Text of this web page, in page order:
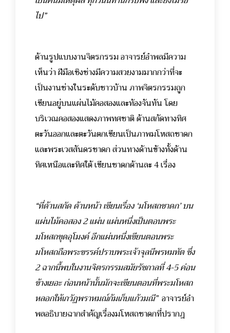
ไป”
ด้านรูปแบบงานจิตรกรรม อาจารย์อำพลมีความ
เห็นว่า ฝีมือเชิงช่างมีความสวยงามมากกว่าที่จะ
เป็นงานช่างในระดับชาวบ้าน ภาพจิตรกรรมถูก
เขียนอยู่บนแผ่นไม้คอสองและท้องจันทัน โดย
บริเวณคอสองแสดงภาพทศชาติ ด้านสกัดทางทิศ
ตะวันออกและตะวันตกเขียนเป็นภาพมโหสถชาดก
และพระเวสสันดรชาดก ส่วนทางด้านข้างทั้งด้าน
ทิศเหนือและทิศใต้ เขียนชาดกด้านละ 4 เรื่อง
“ที่ด้านสกัด ด้านหน้า เขียนเรื่อง ‘มโหสถชาดก’ บน
แผ่นไม้คอสอง 2 แผ่น แผ่นหนึ่งเป็นตอนพระ
มโหสถขุดอุโมงค์ อีกแผ่นหนึ่งเขียนตอนพระ
มโหสถถือพระขรรค์ปราบพระเจ้าจุลนีพรหมทัต ซึ่ง
2 ฉากนี้พบในงานจิตรกรรมสมัยรัชกาลที่ 4-5 ค่อน
ข้างเยอะ ก่อนหน้านั้นมักจะเขียนตอนที่พระมโหสถ
หลอกให้เกวัฏพราหมณ์ก้มเก็บแก้วมณี”อาจารย์อำ
พลอธิบายฉากสำคัญเรื่องมโหสถชาดกที่ปรากฎ